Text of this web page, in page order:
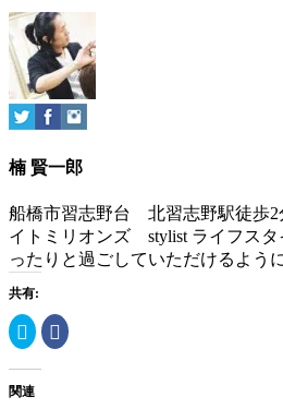
tabs
change
content
below.
楠 賢一郎
船橋市習志野台 北習志野駅徒歩2
イトミリオンズ stylist ライフスタ
ったりと過ごしていただけるよう
共有:
ク
リ
ク
し
て
Facebook
で
関連